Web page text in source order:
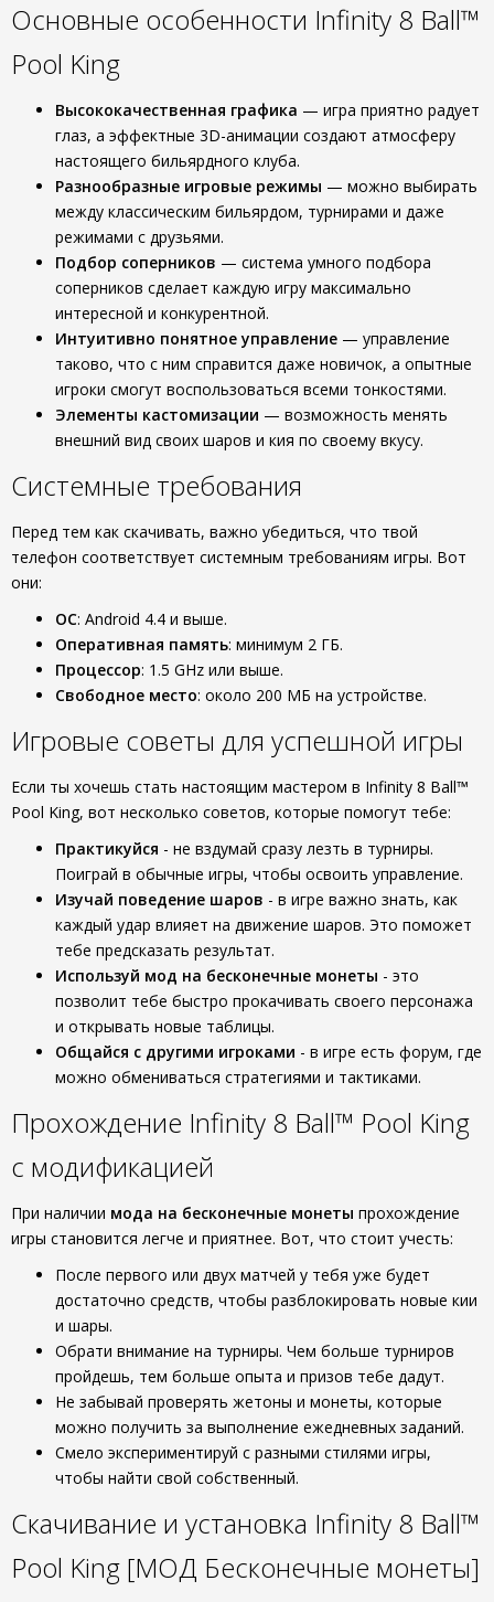
Основные особенности Infinity 8 Ball™
Pool King
Высококачественная графика — игра приятно радует
глаз, а эффектные 3D-анимации создают атмосферу
настоящего бильярдного клуба.
Разнообразные игровые режимы — можно выбирать
между классическим бильярдом, турнирами и даже
режимами с друзьями.
Подбор соперников — система умного подбора
соперников сделает каждую игру максимально
интересной и конкурентной.
Интуитивно понятное управление — управление
таково, что с ним справится даже новичок, а опытные
игроки смогут воспользоваться всеми тонкостями.
Элементы кастомизации — возможность менять
внешний вид своих шаров и кия по своему вкусу.
Системные требования
Перед тем как скачивать, важно убедиться, что твой
телефон соответствует системным требованиям игры. Вот
они:
ОС: Android 4.4 и выше.
Оперативная память: минимум 2 ГБ.
Процессор: 1.5 GHz или выше.
Свободное место: около 200 МБ на устройстве.
Игровые советы для успешной игры
Если ты хочешь стать настоящим мастером в Infinity 8 Ball™
Pool King, вот несколько советов, которые помогут тебе:
Практикуйся - не вздумай сразу лезть в турниры.
Поиграй в обычные игры, чтобы освоить управление.
Изучай поведение шаров - в игре важно знать, как
каждый удар влияет на движение шаров. Это поможет
тебе предсказать результат.
Используй мод на бесконечные монеты - это
позволит тебе быстро прокачивать своего персонажа
и открывать новые таблицы.
Общайся с другими игроками - в игре есть форум, где
можно обмениваться стратегиями и тактиками.
Прохождение Infinity 8 Ball™ Pool King
с модификацией
При наличии мода на бесконечные монеты прохождение
игры становится легче и приятнее. Вот, что стоит учесть:
После первого или двух матчей у тебя уже будет
достаточно средств, чтобы разблокировать новые кии
и шары.
Обрати внимание на турниры. Чем больше турниров
пройдешь, тем больше опыта и призов тебе дадут.
Не забывай проверять жетоны и монеты, которые
можно получить за выполнение ежедневных заданий.
Смело экспериментируй с разными стилями игры,
чтобы найти свой собственный.
Скачивание и установка Infinity 8 Ball™
Pool King [МОД Бесконечные монеты]